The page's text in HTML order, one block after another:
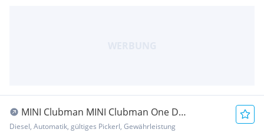
MINI Clubman MINI Clubman One D
Aut.*Neues Pickerl*Finanzier...
Diesel, Automatik, gültiges Pickerl, Gewährleistung